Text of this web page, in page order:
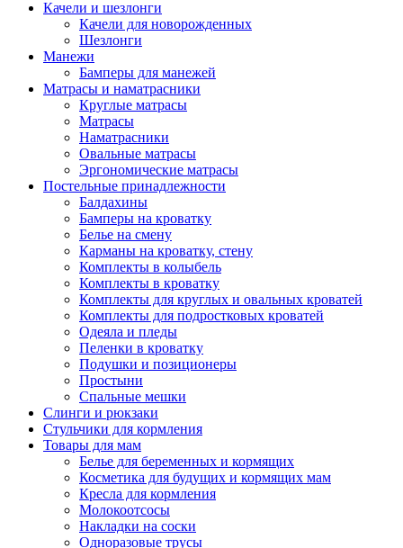
Качели и шезлонги
Качели для новорожденных
Шезлонги
Манежи
Бамперы для манежей
Матрасы и наматрасники
Круглые матрасы
Матрасы
Наматрасники
Овальные матрасы
Эргономические матрасы
Постельные принадлежности
Балдахины
Бамперы на кроватку
Белье на смену
Карманы на кроватку, стену
Комплекты в колыбель
Комплекты в кроватку
Комплекты для круглых и овальных кроватей
Комплекты для подростковых кроватей
Одеяла и пледы
Пеленки в кроватку
Подушки и позиционеры
Простыни
Спальные мешки
Слинги и рюкзаки
Стульчики для кормления
Товары для мам
Белье для беременных и кормящих
Косметика для будущих и кормящих мам
Кресла для кормления
Молокоотсосы
Накладки на соски
Одноразовые трусы